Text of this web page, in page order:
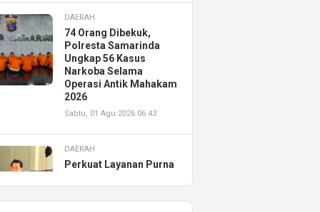
DAERAH
74 Orang Dibekuk,
Polresta Samarinda
Ungkap 56 Kasus
Narkoba Selama
Operasi Antik Mahakam
2026
Sabtu, 01 Agu 2026 06:43
DAERAH
Perkuat Layanan Purna
Resmikan AHASS